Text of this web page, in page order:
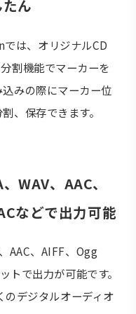
ん
は、オリジナルCD
割機能でマーカーを
みの際にマーカー位
、保存できます。
WAV、AAC、
などで出力可能
AAC、AIFF、Ogg
で出力が可能です。
デジタルオーディオ